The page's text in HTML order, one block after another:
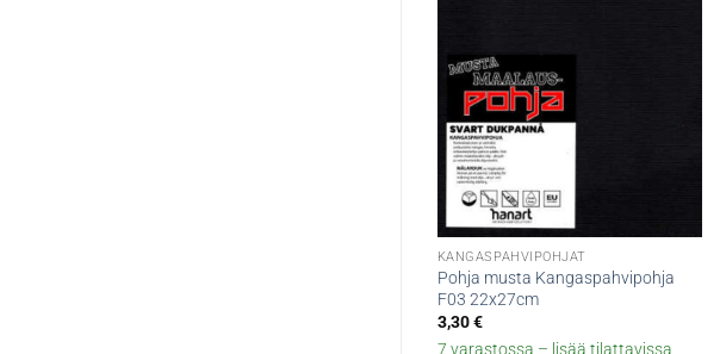
KANGASPAHVIPOHJAT
Pohja musta Kangaspahvipohja
F03 22x27cm
3,30€